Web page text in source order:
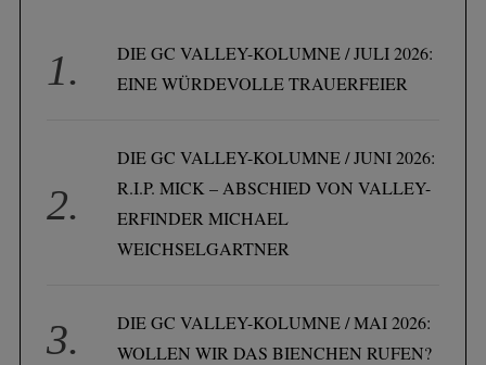
DIE GC VALLEY-KOLUMNE / JULI 2026:
EINE WÜRDEVOLLE TRAUERFEIER
DIE GC VALLEY-KOLUMNE / JUNI 2026:
R.I.P. MICK – ABSCHIED VON VALLEY-
ERFINDER MICHAEL
WEICHSELGARTNER
DIE GC VALLEY-KOLUMNE / MAI 2026:
WOLLEN WIR DAS BIENCHEN RUFEN?